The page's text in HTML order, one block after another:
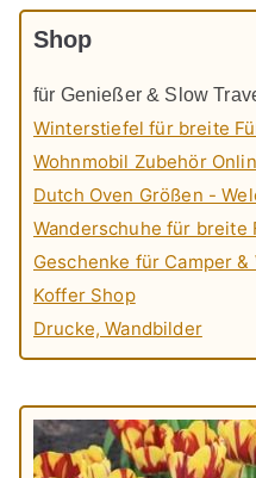
Shop
für Genießer & Slow
Winterstiefel für breite
Wohnmobil Zubehör
Dutch Oven Größen -
Wanderschuhe für breite
Geschenke für Camper &
Koffer Shop
Drucke, Wandbilder